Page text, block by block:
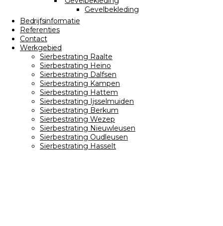
Gevelbekleding
Bedrijfsinformatie
Referenties
Contact
Werkgebied
Sierbestrating Raalte
Sierbestrating Heino
Sierbestrating Dalfsen
Sierbestrating Kampen
Sierbestrating Hattem
Sierbestrating Ijsselmuiden
Sierbestrating Berkum
Sierbestrating Wezep
Sierbestrating Nieuwleusen
Sierbestrating Oudleusen
Sierbestrating Hasselt